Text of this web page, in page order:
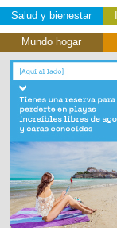
Salud y bienestar
Mundo hogar